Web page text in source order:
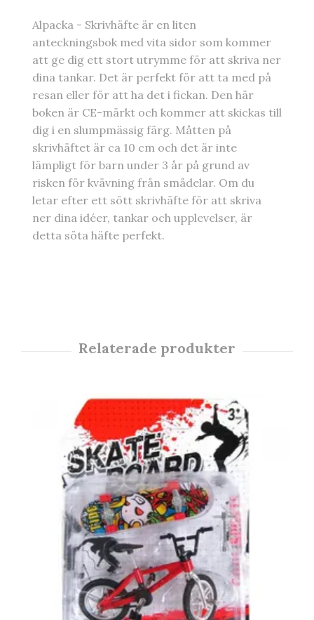
Alpacka - Skrivhäfte är en liten
anteckningsbok med vita sidor som kommer
att ge dig ett stort utrymme för att skriva ner
dina tankar. Det är perfekt för att ta med på
resan eller för att ha det i fickan. Den här
boken är CE-märkt och kommer att skickas till
dig i en slumpmässig färg. Måtten på
skrivhäftet är ca 10 cm och det är inte
lämpligt för barn under 3 år på grund av
risken för kvävning från smådelar. Om du
letar efter ett sött skrivhäfte för att skriva
ner dina idéer, tankar och upplevelser, är
detta söta häfte perfekt.